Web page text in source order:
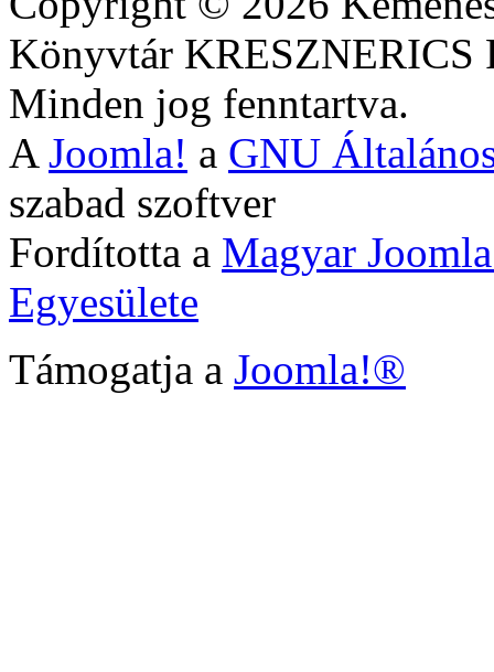
Könyvtár
Minden jog fenntartva.
A Joomla! a GNU
szabad szoftver
Fordította a Magyar
Egyesülete
Támogatja a Joomla!®